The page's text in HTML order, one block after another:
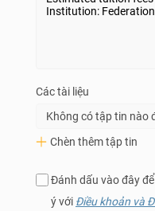
Các tài liệu
Không có tập tin nào
Chèn thêm tập tin
Đánh dấu vào đây
ý với Điều khoản và